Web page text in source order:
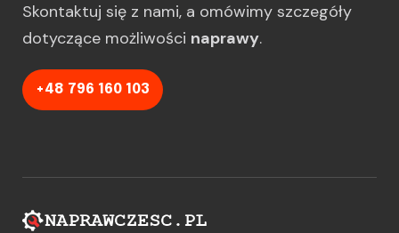
Skontaktuj się z nami, a omówimy szczegóły
dotyczące możliwości naprawy.
+48 796 160 103